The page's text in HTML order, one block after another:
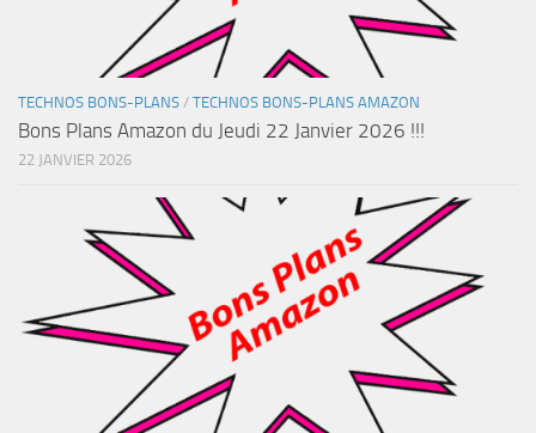
TECHNOS BONS-PLANS / TECHNOS BONS-PLANS AMAZON
Bons Plans Amazon du Jeudi 22 Janvier 2026 !!!
22 JANVIER 2026